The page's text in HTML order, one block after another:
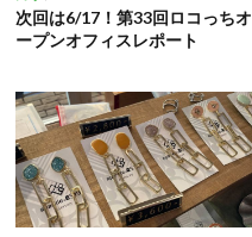
次回は6/17！第33回ロコっちオ
ープンオフィスレポート